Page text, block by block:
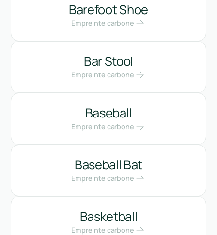
Barefoot Shoe
Empreinte carbone
Bar Stool
Empreinte carbone
Baseball
Empreinte carbone
Baseball Bat
Empreinte carbone
Basketball
Empreinte carbone